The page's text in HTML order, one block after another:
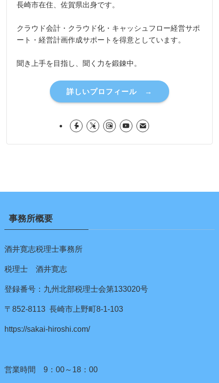
長崎市在住、佐賀県出身です。
クラウド会計・クラウド化・キャッシュフロー経営サポ
ート・経営計画作成サポートを得意としています。
聞き上手を目指し、聞く力を鍛錬中。
詳しいプロフィール →
事務所概要
酒井寛志税理士事務所
税理士 酒井寛志
登録番号：九州北部税理士会第133020号
〒852-8113 長崎市上野町8-1-103
https://sakai-hiroshi.com/
営業時間 9：00～18：00